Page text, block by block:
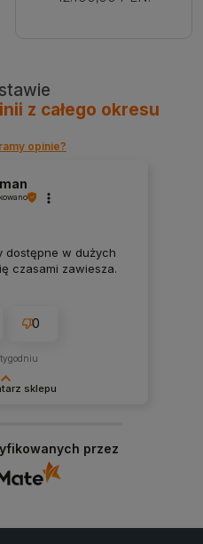
z całego okresu
opinie?
sklepu
ponownie!
dostępne w dużych
czasami zawiesza.
0
przez